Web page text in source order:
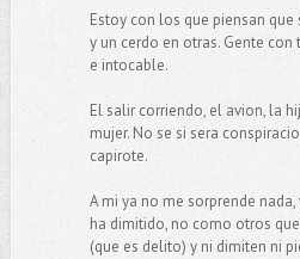
Estoy con los que piensan
y un cerdo en otras. Gente
e intocable.
El salir corriendo, el avion, la
mujer. No se si sera
capirote.
A mi ya no me sorprende
ha dimitido, no como otros
(que es delito) y ni dimiten ni